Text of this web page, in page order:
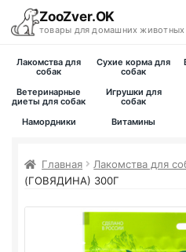
ZooZver.OK
товары для домашних животных
На главную
Лакомства для
собак
Сухие корма для
собак
Ветеринарные
диеты для собак
Игрушки для
собак
Намордники
Витамины
Главная Лакомства для
(ГОВЯДИНА) 300Г